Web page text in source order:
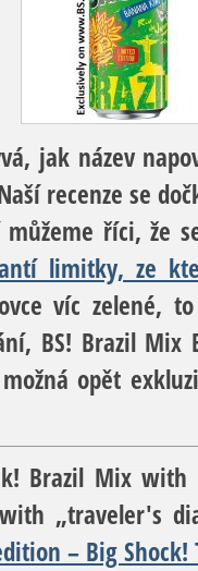
jak název
recenze se
říci, že
limitky, ze
víc zelené,
BS! Brazil
opět
Brazil Mix
„traveler's
– Big Shock!